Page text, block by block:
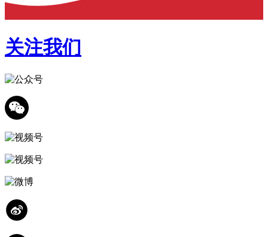
关注我们